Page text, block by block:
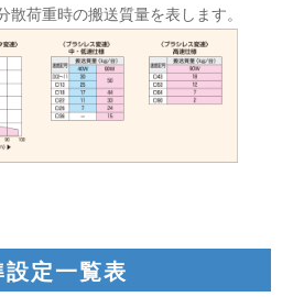
荷重時の搬送質量を表します。
定一覧表